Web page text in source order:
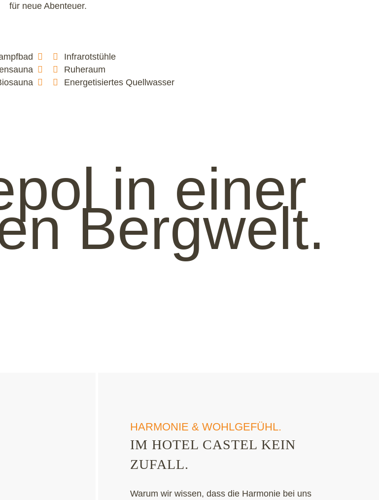
für neue Abenteuer.
Infrarotstühle
Ruheraum
Energetisiertes Quellwasser
in einer
Bergwelt.
HARMONIE & WOHLGEFÜHL.
IM HOTEL CASTEL KEIN
ZUFALL.
Warum wir wissen, dass die Harmonie bei uns